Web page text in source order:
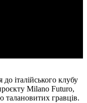
італійського клубу
Milano Futuro,
талановитих гравців.